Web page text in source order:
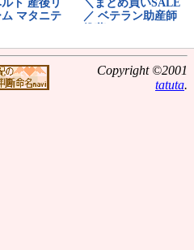
Copyright ©2001
tatuta.